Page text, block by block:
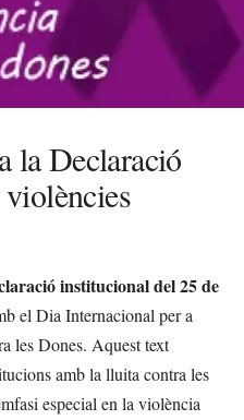
la Declaració
institucional del 25 de
el Dia Internacional per a
les Dones. Aquest text
amb la lluita contra les
especial en la violència